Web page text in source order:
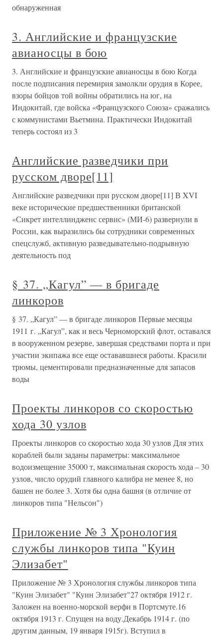
обнаруженная
3. Английские и французские
авианосцы в бою
3. Английские и французские авианосцы в бою Когда
после подписания перемирия замолкли орудия в Корее,
взоры бойцов той войны обратились на юг, на
Индокитай, где войска «Французского Союза» сражались
с коммунистами Вьетмина. Практически Индокитай
теперь состоял из 3
Английские разведчики при
русском дворе[11]
Английские разведчики при русском дворе[11] В XVI
веке исторические предшественники британской
«Сикрет интеллиндженс сервис» (МИ-6) развернули в
России, как выразились бы сотрудники современных
спецслужб, активную разведывательно-подрывную
деятельность под
§ 37. „Кагул” — в бригаде
линкоров
§ 37. „Кагул” — в бригаде линкоров Первые месяцы
1911 г. „Кагул”, как и весь Черноморский флот, оставался
в вооруженном резерве, завершая средствами порта и при
участии экипажа все еще остававшиеся работы. Красили
трюмы, цементировали предназначенные для запасов
воды
Проекты линкоров со скоростью
хода 30 узлов
Проекты линкоров со скоростью хода 30 узлов Для этих
кораблей были заданы параметры: максимальное
водоизмещение 35000 т, максимальная скорость хода – 30
узлов, число орудий главного калибра не менее 8, но
башен не более 3. Хотя бы одна башня (в отличие от
линкоров типа "Нельсон")
Приложение № 3 Хронология
службы линкоров типа "Куин
Элизабет"
Приложение № 3 Хронология службы линкоров типа
"Куин Элизабет" "Куин Элизабет"27 октября 1912 г.
Заложен на военно-морской верфи в Портсмуте.16
октября 1913 г. Спущен на воду.Декабрь 1914 г. (по
другим данным, 19 января 1915г). Вступил в